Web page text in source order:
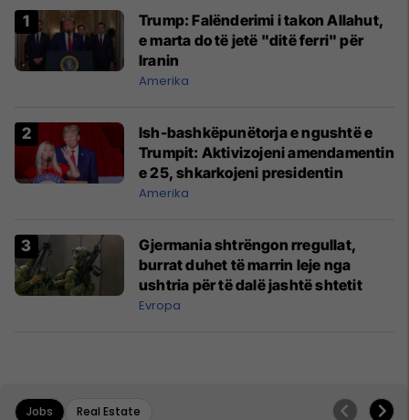
Trump: Falënderimi i takon Allahut,
e marta do të jetë "ditë ferri" për
Iranin
Amerika
Ish-bashkëpunëtorja e ngushtë e
Trumpit: Aktivizojeni amendamentin
e 25, shkarkojeni presidentin
Amerika
Gjermania shtrëngon rregullat,
burrat duhet të marrin leje nga
ushtria për të dalë jashtë shtetit
Evropa
Jobs Real Estate